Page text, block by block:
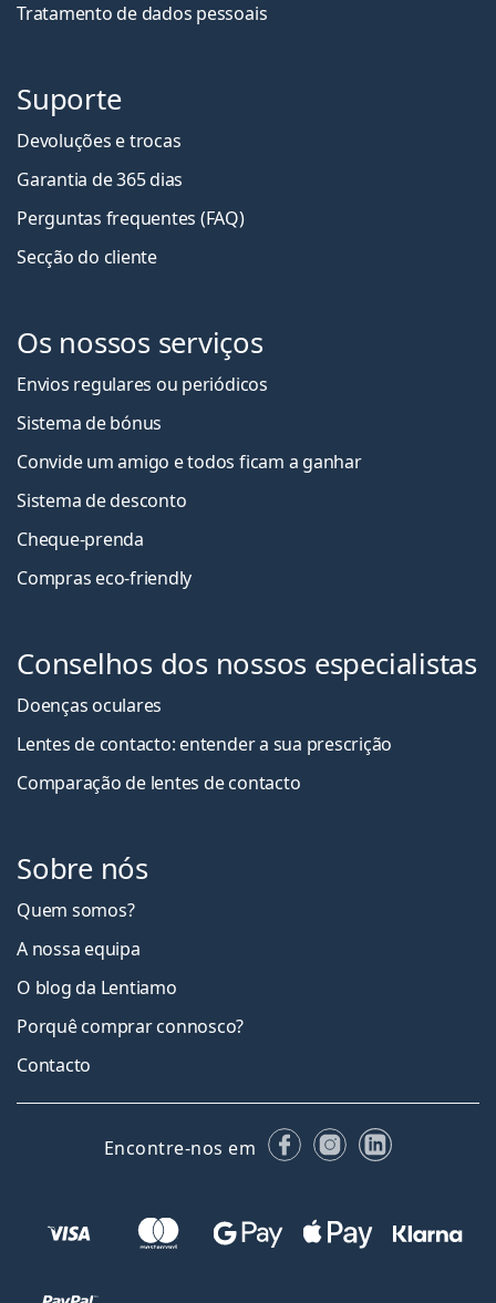
Tratamento de dados pessoais
Suporte
Devoluções e trocas
Garantia de 365 dias
Perguntas frequentes (FAQ)
Secção do cliente
Os nossos serviços
Envios regulares ou periódicos
Sistema de bónus
Convide um amigo e todos ficam a ganhar
Sistema de desconto
Cheque-prenda
Compras eco-friendly
Conselhos dos nossos especialistas
Doenças oculares
Lentes de contacto: entender a sua prescrição
Comparação de lentes de contacto
Sobre nós
Quem somos?
A nossa equipa
O blog da Lentiamo
Porquê comprar connosco?
Contacto
Encontre-nos em FacebookInstagram
LinkedIn